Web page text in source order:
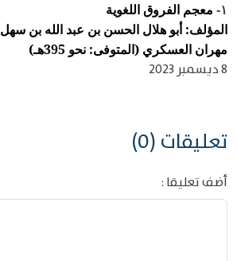
١-
معجم الفروق اللغوية
المؤلف: أبو هلال الحسن بن عبد الله بن
مهران العسكري (المتوفى: نحو 395هـ)
8 ديسمبر 2023
تعليقات (0)
أضف تعليقا :